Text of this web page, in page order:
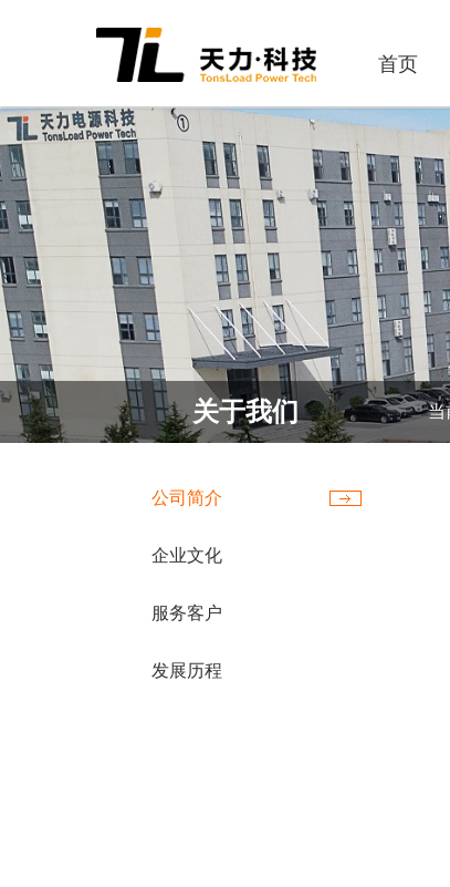
首页
关于我们
公司简介
企业文化
服务客户
发展历程
当